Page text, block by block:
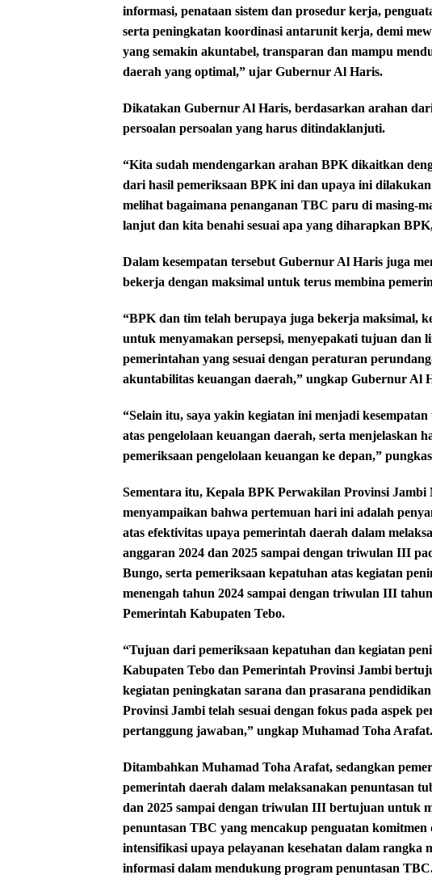
informasi, penataan sistem dan prosedur kerja,
serta peningkatan koordinasi antarunit kerja, demi
yang semakin akuntabel, transparan dan mampu
daerah yang optimal,” ujar Gubernur Al Haris.
Dikatakan Gubernur Al Haris, berdasarkan arahan
persoalan persoalan yang harus ditindaklanjuti.
“Kita sudah mendengarkan arahan BPK dikaitkan
dari hasil pemeriksaan BPK ini dan upaya ini
melihat bagaimana penanganan TBC paru di masing-
lanjut dan kita benahi sesuai apa yang diharapkan
Dalam kesempatan tersebut Gubernur Al Haris juga
bekerja dengan maksimal untuk terus membina
“BPK dan tim telah berupaya juga bekerja maksimal,
untuk menyamakan persepsi, menyepakati tujuan dan
pemerintahan yang sesuai dengan peraturan
akuntabilitas keuangan daerah,” ungkap Gubernur Al
“Selain itu, saya yakin kegiatan ini menjadi
atas pengelolaan keuangan daerah, serta menjelaskan
pemeriksaan pengelolaan keuangan ke depan,”
Sementara itu, Kepala BPK Perwakilan Provinsi
menyampaikan bahwa pertemuan hari ini adalah
atas efektivitas upaya pemerintah daerah dalam
anggaran 2024 dan 2025 sampai dengan triwulan III
Bungo, serta pemeriksaan kepatuhan atas kegiatan
menengah tahun 2024 sampai dengan triwulan III
Pemerintah Kabupaten Tebo.
“Tujuan dari pemeriksaan kepatuhan dan kegiatan
Kabupaten Tebo dan Pemerintah Provinsi Jambi
kegiatan peningkatan sarana dan prasarana
Provinsi Jambi telah sesuai dengan fokus pada aspek
pertanggung jawaban,” ungkap Muhamad Toha Arafat.
Ditambahkan Muhamad Toha Arafat, sedangkan
pemerintah daerah dalam melaksanakan penuntasan
dan 2025 sampai dengan triwulan III bertujuan untuk
penuntasan TBC yang mencakup penguatan
intensifikasi upaya pelayanan kesehatan dalam rangka
informasi dalam mendukung program penuntasan